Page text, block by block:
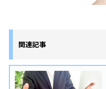
関連記事